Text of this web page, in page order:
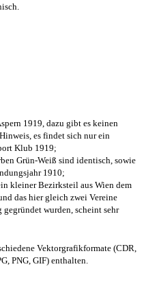
1919, dazu gibt es keinen
es findet sich nur ein
Klub 1919;
Grün-Weiß sind identisch, sowie
1910;
kleiner Bezirksteil aus Wien dem
das hier gleich zwei Vereine
wurden, scheint sehr
Vektorgrafikformate (CDR,
PNG, GIF) enthalten.